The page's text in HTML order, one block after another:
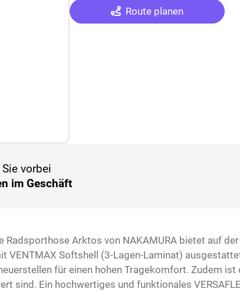
Route planen
vorbei
im Geschäft
Arktos von NAKAMURA bietet auf
VENTMAX Softshell (3-Lagen-Laminat)
für einen hohen Tragekomfort. Zudem
sind. Ein hochwertiges und funktionales